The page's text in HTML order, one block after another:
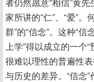
家所讲的“仁”、“爱”
群”的“信念”。这种“信
上学”得以成立的一个
很难以理性的普遍性
与历史的差异。“信念